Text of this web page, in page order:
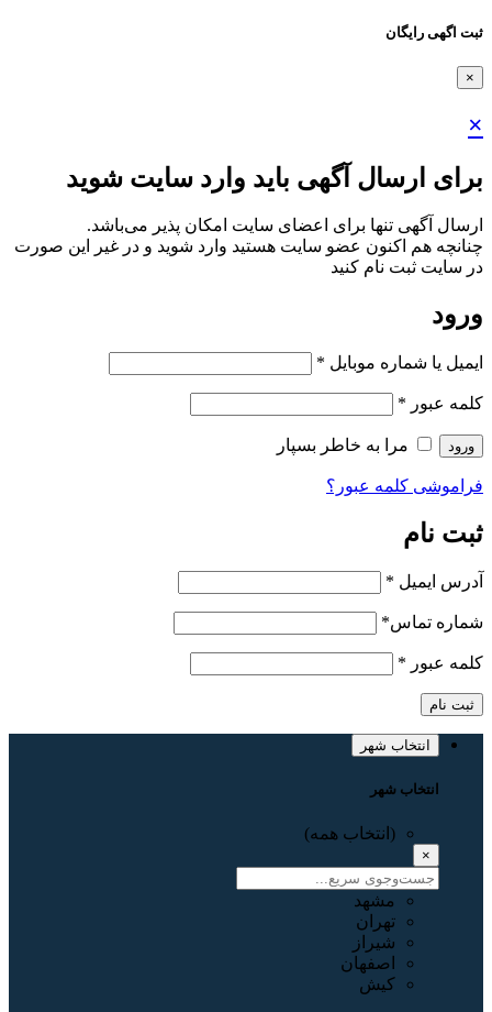
ثبت اگهی رایگان
×
×
برای ارسال آگهی باید وارد سایت شوید
ارسال آگهی تنها برای اعضای سایت امکان پذیر می‌باشد.
چنانچه هم‌ اکنون عضو سایت هستید وارد شوید و در غیر این صورت
در سایت ثبت نام کنید
ورود
ایمیل یا شماره موبایل *
کلمه عبور *
ورود مرا به خاطر بسپار
فراموشی کلمه عبور؟
ثبت نام
آدرس ایمیل *
شماره تماس*
کلمه عبور *
ثبت نام
انتخاب شهر
انتخاب شهر
(انتخاب همه)
×
مشهد
تهران
شیراز
اصفهان
کیش